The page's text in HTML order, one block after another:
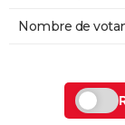
Nombre de